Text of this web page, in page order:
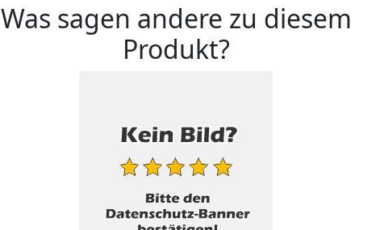
Was sagen andere zu diesem
Produkt?